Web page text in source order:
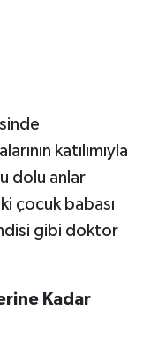
katılımıyla
dolu anlar
çocuk babası
gibi doktor
Kadar